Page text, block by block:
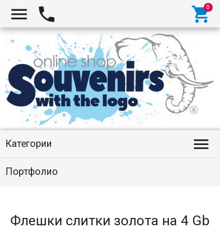
  
Категории 
Портфолио
Флешки слитки золота на 4 Gb